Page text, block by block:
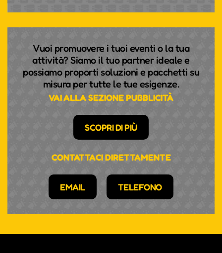
Vuoi promuovere i tuoi eventi o la tua
attività? Siamo il tuo partner ideale e
possiamo proporti soluzioni e pacchetti su
misura per tutte le tue esigenze.
VAI ALLA SEZIONE PUBBLICITÀ
SCOPRI DI PIÙ
CONTATTACI DIRETTAMENTE
EMAIL TELEFONO